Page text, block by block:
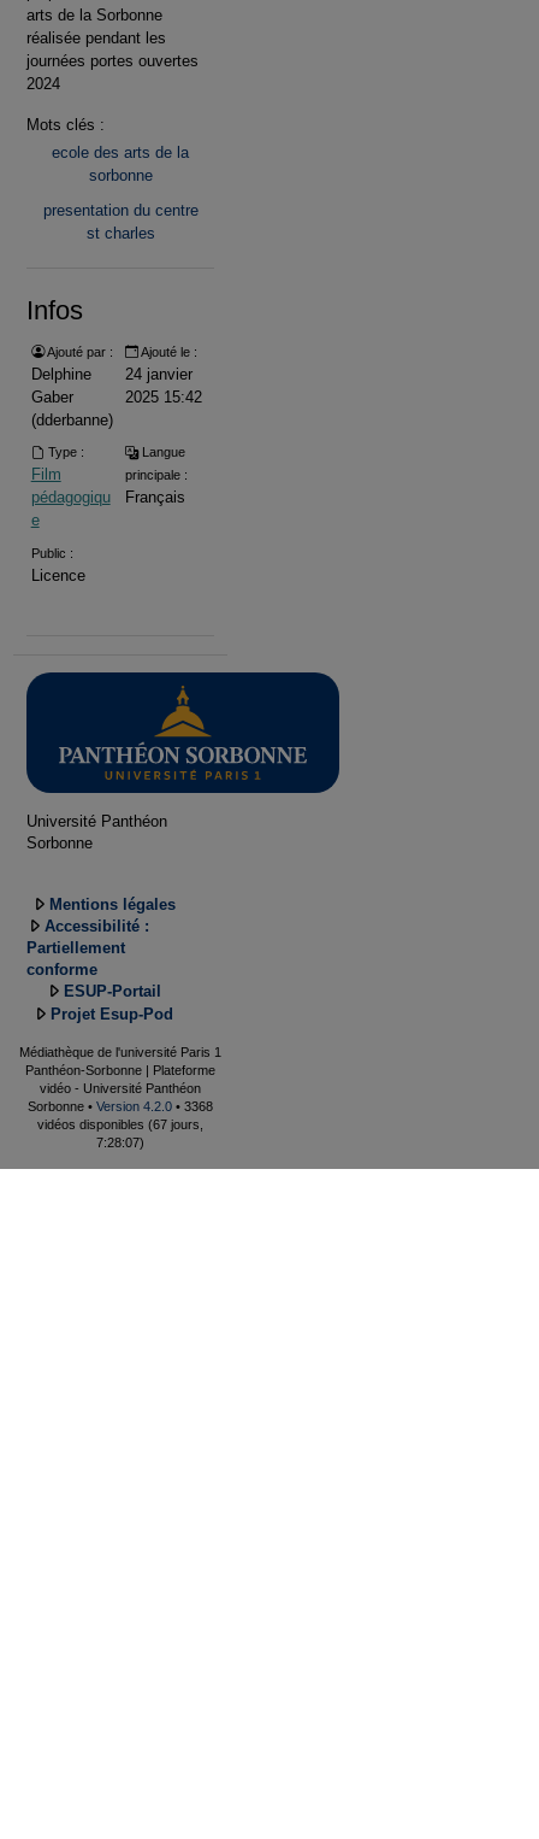
arts de la Sorbonne
réalisée pendant les
journées portes ouvertes
2024
Mots clés :
ecole des arts de la
sorbonne
presentation du centre
st charles
Infos
Ajouté par :
Delphine
Gaber
(dderbanne)
Ajouté le :
24 janvier
2025 15:42
Type :
Film
pédagogiqu
e
Langue
principale :
Français
Public :
Licence
Université Panthéon
Sorbonne
Mentions légales
Accessibilité :
Partiellement
conforme
ESUP-Portail
Projet Esup-Pod
Médiathèque de l'université Paris 1
Panthéon-Sorbonne | Plateforme
vidéo - Université Panthéon
Sorbonne • Version 4.2.0 • 3368
vidéos disponibles (67 jours,
7:28:07)